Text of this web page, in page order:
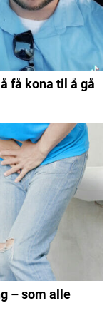
få kona til å gå
– som alle